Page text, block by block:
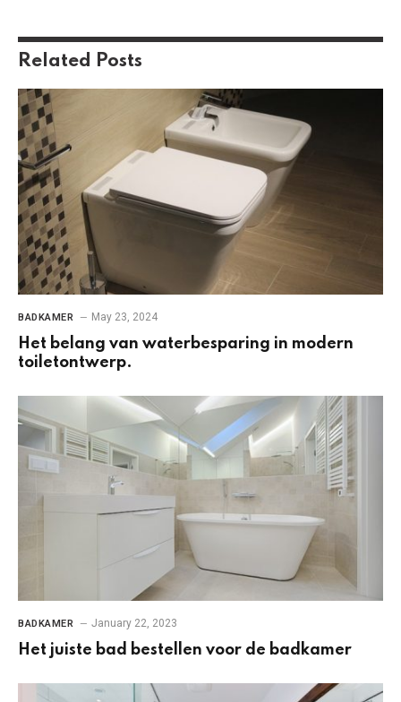
Related Posts
BADKAMER May 23, 2024
Het belang van waterbesparing in modern
toiletontwerp.
BADKAMER January 22, 2023
Het juiste bad bestellen voor de badkamer